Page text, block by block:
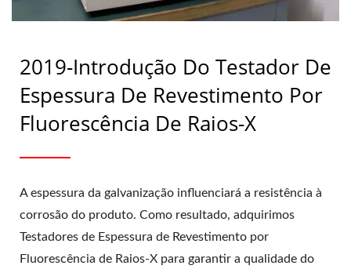
2019-Introdução Do Testador De
Espessura De Revestimento Por
Fluorescência De Raios-X
A espessura da galvanização influenciará a resistência à
corrosão do produto. Como resultado, adquirimos
Testadores de Espessura de Revestimento por
Fluorescência de Raios-X para garantir a qualidade do